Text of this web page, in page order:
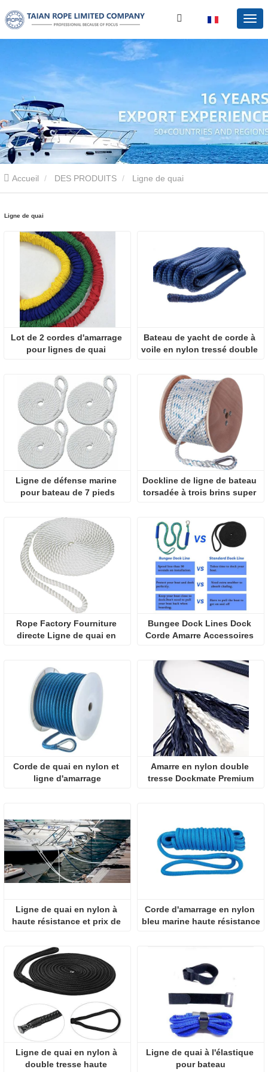
Accueil DES PRODUITS Ligne de quai
Ligne de quai
Lot de 2 cordes d'amarrage
pour lignes de quai
Bateau de yacht de corde à
voile en nylon tressé double
Ligne de défense marine
pour bateau de 7 pieds
Dockline de ligne de bateau
torsadée à trois brins super
Rope Factory Fourniture
directe Ligne de quai en
Bungee Dock Lines Dock
Corde Amarre Accessoires
Corde de quai en nylon et
ligne d'amarrage
Amarre en nylon double
tresse Dockmate Premium
Ligne de quai en nylon à
haute résistance et prix de
Corde d'amarrage en nylon
bleu marine haute résistance
Ligne de quai en nylon à
double tresse haute
Ligne de quai à l'élastique
pour bateau